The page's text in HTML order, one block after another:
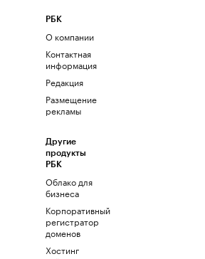
РБК
О компании
Контактная
информация
Редакция
Размещение
рекламы
Другие
продукты
РБК
Облако для
бизнеса
Корпоративный
регистратор
доменов
Хостинг